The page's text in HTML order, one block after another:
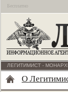
Бесплатно
ЛЕГИТИМИСТ -
О